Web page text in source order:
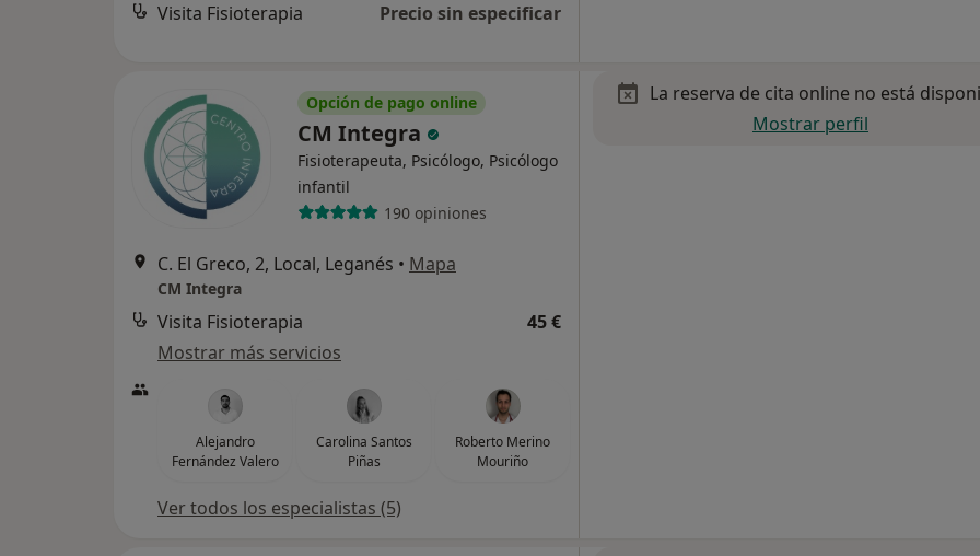
Visita Fisioterapia Precio sin especificar
Opción de pago online
CM Integra
Fisioterapeuta, Psicólogo, Psicólogo
infantil
190 opiniones
C. El Greco, 2, Local, Leganés • Mapa
CM Integra
Visita Fisioterapia
45 €
Mostrar más servicios
Alejandro
Fernández Valero
Carolina Santos
Piñas
Roberto Merino
Mouriño
Ver todos los especialistas (5)
La reserva de cita online no está
Mostrar perfil